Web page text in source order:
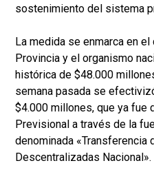
sostenimiento del sistema
La medida se enmarca en
Provincia y el organismo
histórica de $48.000
semana pasada se
$4.000 millones, que ya fue
Previsional a través de la
denominada «Transferencia
Descentralizadas Nacional».